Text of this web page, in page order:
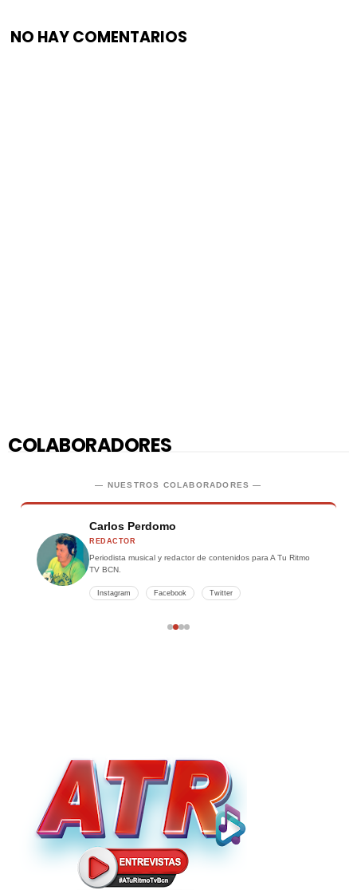
NO HAY COMENTARIOS
COLABORADORES
— NUESTROS COLABORADORES —
Carlos Perdomo
REDACTOR
Periodista musical y redactor de contenidos para A Tu Ritmo
TV BCN.
Instagram Facebook Twitter